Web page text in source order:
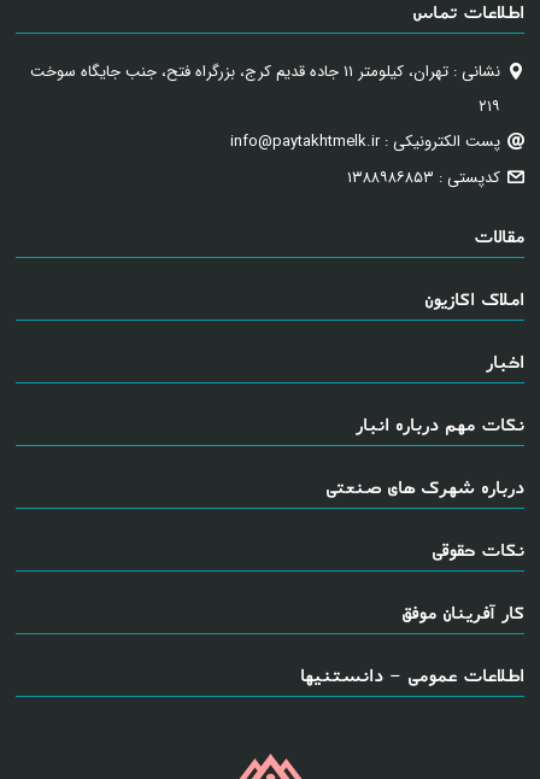
اطلاعات تماس
نشانی : تهران، کیلومتر ۱۱ جاده قدیم کرج، بزرگراه فتح، جنب جایگاه سوخت
۲۱۹
پست الکترونیکی : info@paytakhtmelk.ir
کدپستی : ۱۳۸۸۹۸۶۸۵۳
مقالات
املاک اکازیون
اخبار
نکات مهم درباره انبار
درباره شهرک های صنعتی
نکات حقوقی
کار آفرینان موفق
اطلاعات عمومی - دانستنیها